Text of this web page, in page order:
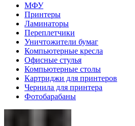
МФУ
Принтеры
Ламинаторы
Переплетчики
Уничтожители бумаг
Компьютерные кресла
Офисные стулья
Компьютерные столы
Картриджи для принтеров
Чернила для принтера
Фотобарабаны